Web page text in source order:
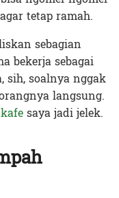
tetap ramah.
sebagian
bekerja sebagai
sih, soalnya nggak
langsung.
kafesaya jadi jelek.